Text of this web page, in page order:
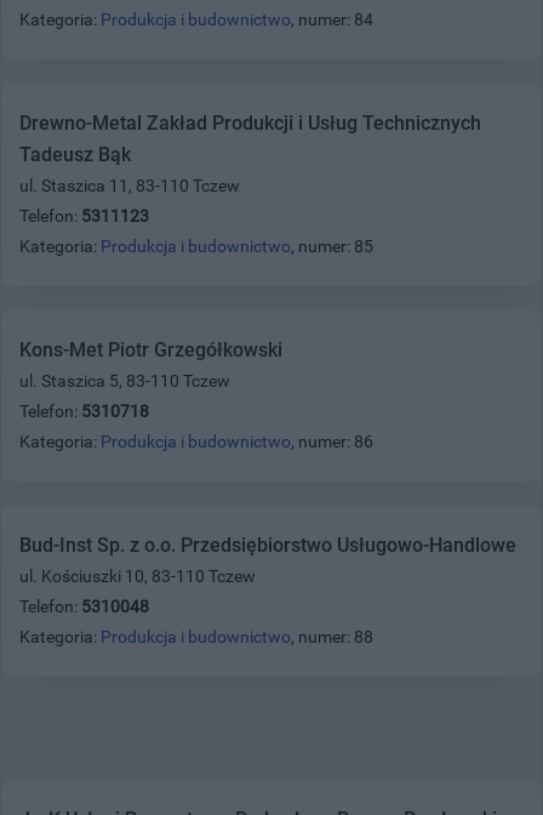
Kategoria: Produkcja i budownictwo, numer: 84
Drewno-Metal Zakład Produkcji i Usług Technicznych
Tadeusz Bąk
ul. Staszica 11, 83-110 Tczew
Telefon: 5311123
Kategoria: Produkcja i budownictwo, numer: 85
Kons-Met Piotr Grzegółkowski
ul. Staszica 5, 83-110 Tczew
Telefon: 5310718
Kategoria: Produkcja i budownictwo, numer: 86
Bud-Inst Sp. z o.o. Przedsiębiorstwo Usługowo-Handlowe
ul. Kościuszki 10, 83-110 Tczew
Telefon: 5310048
Kategoria: Produkcja i budownictwo, numer: 88